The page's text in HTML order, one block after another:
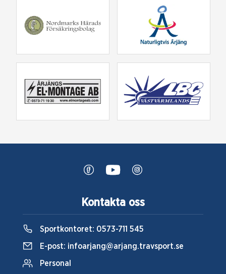
Kontakta oss
Sportkontoret: 0573-711 545
E-post: infoarjang@arjang.travsport.se
Personal